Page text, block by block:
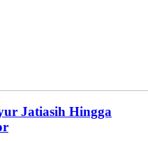
Jatiasih Hingga